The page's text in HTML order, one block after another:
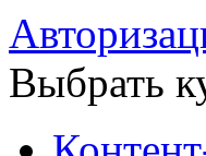
Выбрать